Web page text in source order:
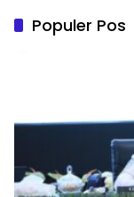
Populer Pos